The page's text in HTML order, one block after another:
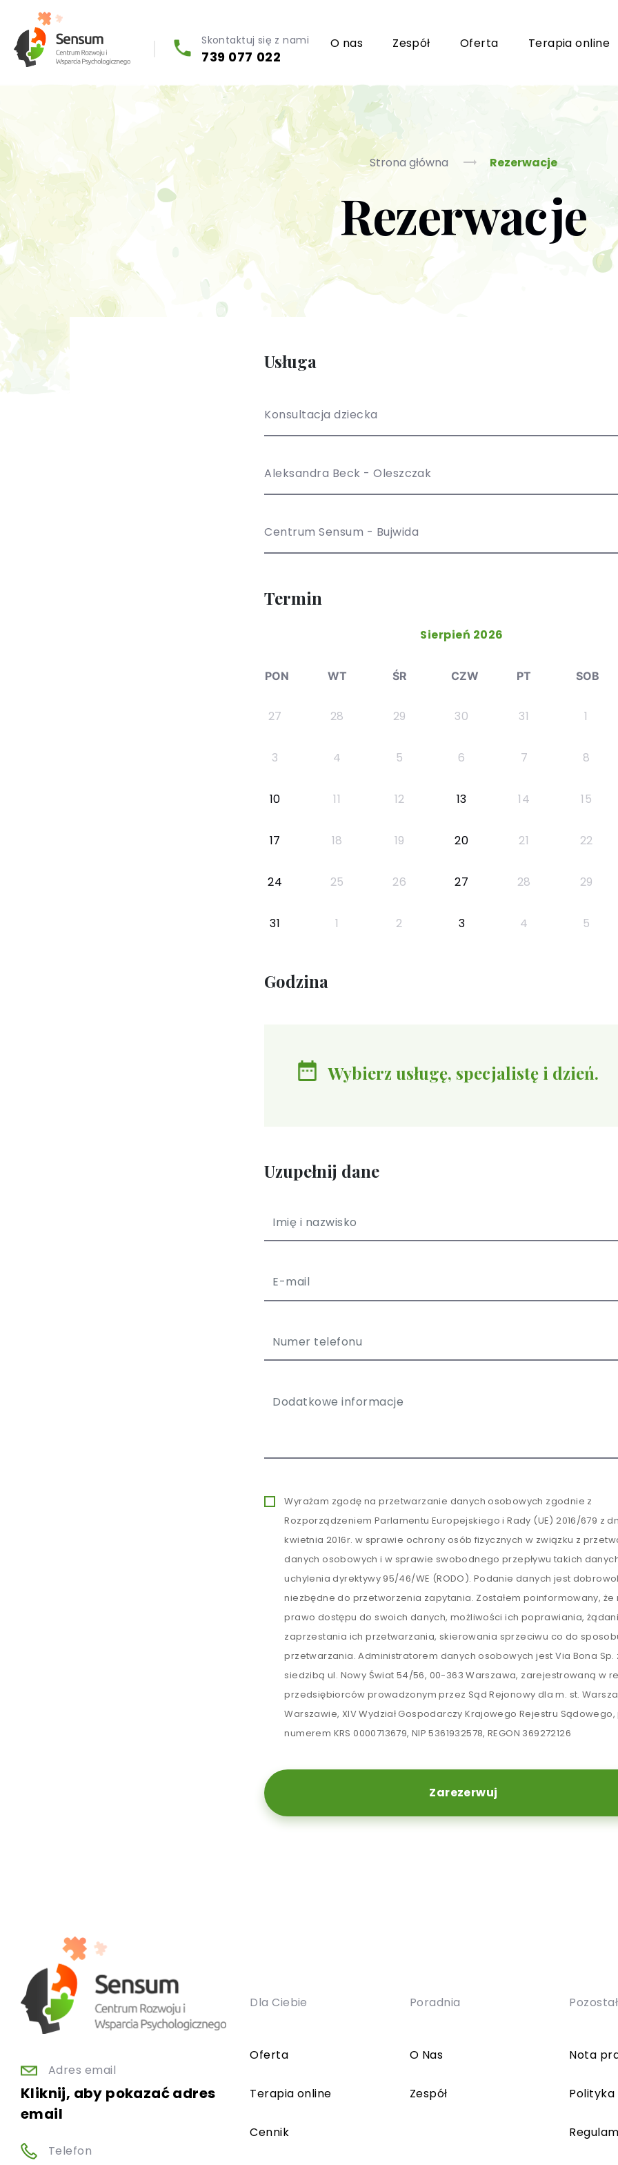
Skontaktuj się z nami
739 077 022
O nas Zespół Oferta Terapia online
Diagnoza psychologiczna (testy psychologiczne)
Konsultacja biegłego psychologa
Psychoterapia indywidualna (PL / EN)
Wsparcie dla firm
Grupy wsparcia i TUSy dla osób dorosłych
Poradnictwo seksuologiczne
Psychoterapia par i małżeństwa
Terapia uzależnień (PL / EN)
Strona główna Rezerwacje
Rezerwacje
Usługa
Konsultacja dziecka
Aleksandra Beck - Oleszczak
Centrum Sensum - Bujwida
Termin
Sierpień 2026
PON WT ŚR CZW PT SOB
27 28 29 30 31 1
3 4 5 6 7 8
10 11 12 13 14 15
17 18 19 20 21 22
24 25 26 27 28 29
31 1 2 3 4 5
Godzina
Wybierz usługę, specjalistę i dzień.
Uzupełnij dane
Wyrażam zgodę na przetwarzanie danych osobowych zgodnie z
Rozporządzeniem Parlamentu Europejskiego i Rady (UE) 2016/679 z
kwietnia 2016r. w sprawie ochrony osób fizycznych w związku z
danych osobowych i w sprawie swobodnego przepływu takich
uchylenia dyrektywy 95/46/WE (RODO). Podanie danych jest
niezbędne do przetworzenia zapytania. Zostałem poinformowany, że
prawo dostępu do swoich danych, możliwości ich poprawiania,
zaprzestania ich przetwarzania, skierowania sprzeciwu co do
przetwarzania. Administratorem danych osobowych jest Via Bona Sp.
siedzibą ul. Nowy Świat 54/56, 00-363 Warszawa, zarejestrowaną w
przedsiębiorców prowadzonym przez Sąd Rejonowy dla m. st.
Warszawie, XIV Wydział Gospodarczy Krajowego Rejestru
numerem KRS 0000713679, NIP 5361932578, REGON 369272126
Zarezerwuj
Adres email
Kliknij, aby pokazać adres
email
Telefon
Dla Ciebie
Oferta
Terapia online
Cennik
Poradnia
O Nas
Zespół
Nota